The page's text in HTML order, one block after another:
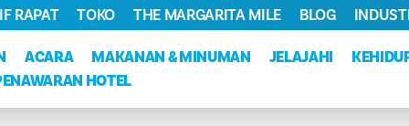
ACARA MAKANAN & MINUMAN JELAJAHI
HOTEL
RAPAT TOKO THE MARGARITA MILE BLOG